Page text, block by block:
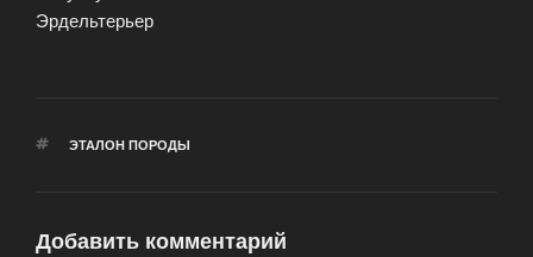
Эрдельтерьер
МЕТКИ
ЭТАЛОН ПОРОДЫ
Добавить комментарий